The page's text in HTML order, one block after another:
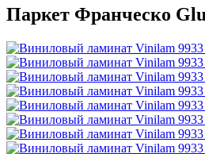
Паркет Франческо